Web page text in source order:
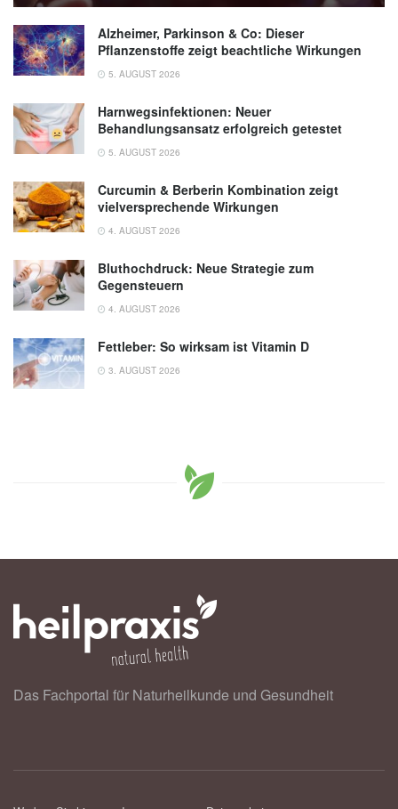
Alzheimer, Parkinson & Co: Dieser
Pflanzenstoffe zeigt beachtliche Wirkungen
5. AUGUST 2026
Harnwegsinfektionen: Neuer
Behandlungsansatz erfolgreich getestet
5. AUGUST 2026
Curcumin & Berberin Kombination zeigt
vielversprechende Wirkungen
4. AUGUST 2026
Bluthochdruck: Neue Strategie zum
Gegensteuern
4. AUGUST 2026
Fettleber: So wirksam ist Vitamin D
3. AUGUST 2026
Das Fachportal für Naturheilkunde und Gesundheit